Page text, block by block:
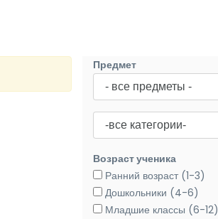
Предмет
Возраст ученика
Ранний возраст (1-3)
Дошкольники (4-6)
Младшие классы (6-12)